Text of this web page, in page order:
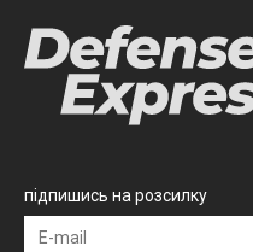
підпишись на розсилку